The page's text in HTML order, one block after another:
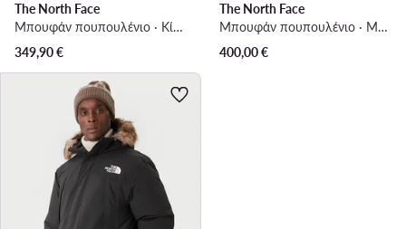
The North Face
Μπουφάν πουπουλένιο · Κίτρινο
349,90€
The North Face
Μπουφάν πουπουλένιο · Μαύρο
400,00€